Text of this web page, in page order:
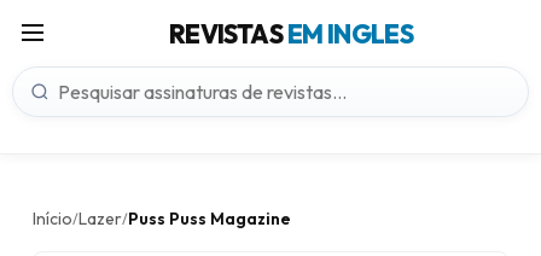
REVISTASEM INGLES
Início/Lazer/Puss Puss Magazine